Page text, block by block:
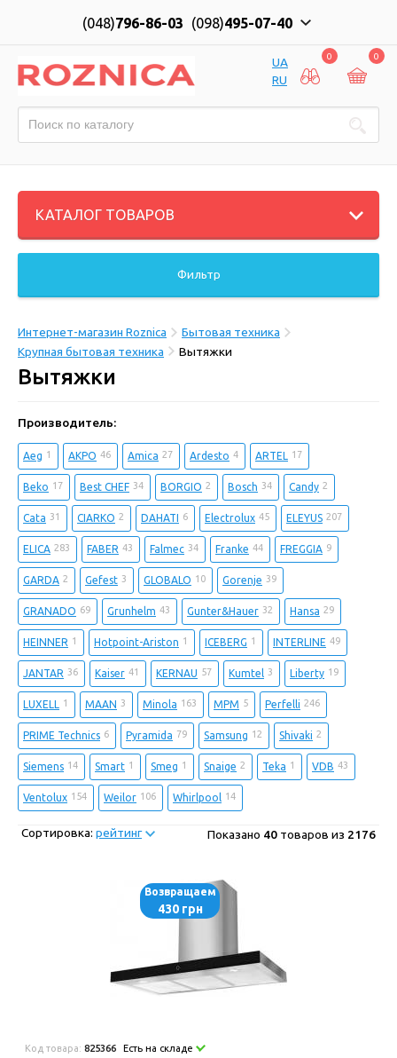
(048)796-86-03 (098)495-07-40
UA
RU
0 0
КАТАЛОГ ТОВАРОВ
Фильтр
Интернет-магазин Roznica
Бытовая техника
Крупная бытовая техника
Вытяжки
Вытяжки
Производитель:
Aeg 1 AKPO 46 Amica 27 Ardesto 4 ARTEL 17
Beko 17 Best CHEF 34 BORGIO 2 Bosch 34 Candy 2
Cata 31 CIARKO 2 DAHATI 6 Electrolux 45 ELEYUS 207
ELICA 283 FABER 43 Falmec 34 Franke 44 FREGGIA 9
GARDA 2 Gefest 3 GLOBALO 10 Gorenje 39
GRANADO 69 Grunhelm 43 Gunter&Hauer 32 Hansa 29
HEINNER 1 Hotpoint-Ariston 1 ICEBERG 1 INTERLINE 49
JANTAR 36 Kaiser 41 KERNAU 57 Kumtel 3 Liberty 19
LUXELL 1 MAAN 3 Minola 163 MPM 5 Perfelli 246
PRIME Technics 6 Pyramida 79 Samsung 12 Shivaki 2
Siemens 14 Smart 1 Smeg 1 Snaige 2 Teka 1 VDB 43
Ventolux 154 Weilor 106 Whirlpool 14
Сортировка: рейтинг Показано 40 товаров из 2176
Возвращаем
430 грн
Код товара:825366 Есть на складе